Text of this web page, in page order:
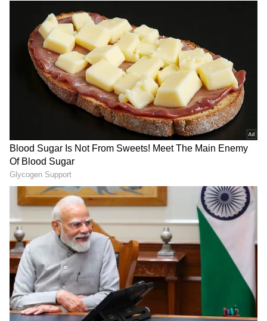
ಮಾಡಲು ಅವಕಾಶ ಸಿಗಲಿದೆ. ಕುಟುಂಬದಲ್ಲಿದ್ದ
ಭಿನ್ನಾಭಿಪ್ರಾಯಗಳು ಕಡಿಮೆಯಾಗಬಹುದು. ಮದುವೆ
ಪ್ರಯತ್ನಗಳಲ್ಲಿ ಉತ್ತಮ ಪ್ರಗತಿ ಕಾಣಬಹುದು. ಹೂಡಿಕೆಗಳಲ್ಲಿ
ಆತುರದ ನಿರ್ಧಾರಗಳನ್ನು ತೆಗೆದುಕೊಳ್ಳದೆ, ಯೋಜನೆ ರೂಪಿಸಿ
ಮುನ್ನಡೆದರೆ ಹೆಚ್ಚು ಲಾಭ ಸಿಗಲಿದೆ.